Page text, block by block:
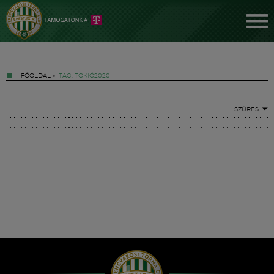
FŐOLDAL » TAG: TOKIÓ2020
SZŰRÉS
Hírek